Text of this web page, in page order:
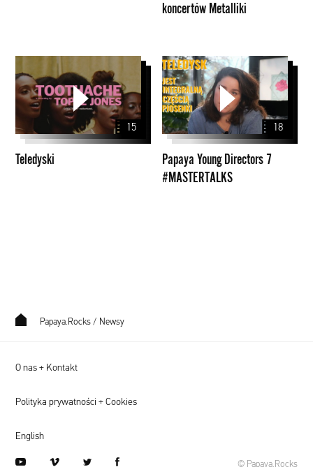
koncertów Metalliki
15
Teledyski
Papaya
Young
Directors
7
#MASTERTALKS
18
Papaya Young Directors 7
#MASTERTALKS
Papaya.Rocks / Newsy
O nas + Kontakt
Polityka prywatności + Cookies
English
© Papaya.Rocks
youtube vimeo twitter facebook